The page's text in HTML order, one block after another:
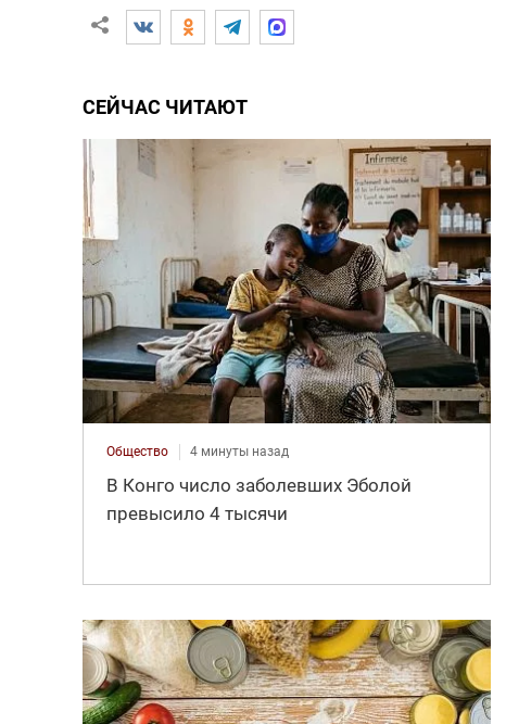
СЕЙЧАС ЧИТАЮТ
Общество 4 минуты назад
В Конго число заболевших Эболой
превысило 4 тысячи